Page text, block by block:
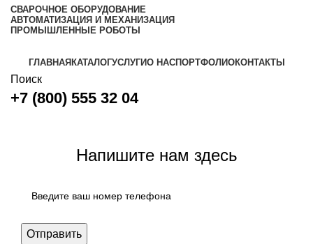
СВАРОЧНОЕ ОБОРУДОВАНИЕ
АВТОМАТИЗАЦИЯ И МЕХАНИЗАЦИЯ
ПРОМЫШЛЕННЫЕ РОБОТЫ
ГЛАВНАЯ КАТАЛОГУСЛУГИО НАСПОРТФОЛИОКОНТАКТЫ
Поиск
+7 (800) 555 32 04
Напишите нам здесь